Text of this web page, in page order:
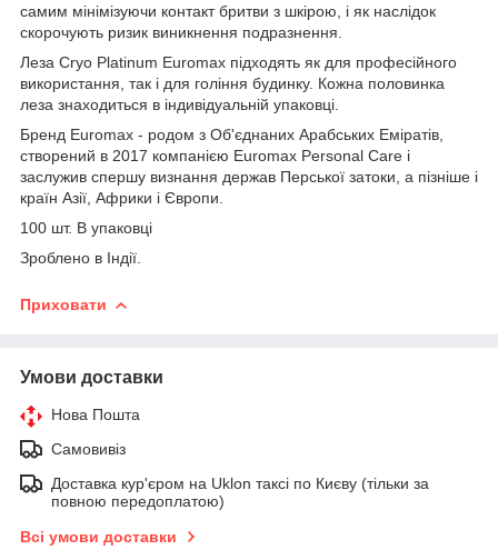
самим мінімізуючи контакт бритви з шкірою, і як наслідок
скорочують ризик виникнення подразнення.
Леза Cryo Platinum Euromax підходять як для професійного
використання, так і для гоління будинку. Кожна половинка
леза знаходиться в індивідуальній упаковці.
Бренд Euromax - родом з Об'єднаних Арабських Еміратів,
створений в 2017 компанією Euromax Personal Care і
заслужив спершу визнання держав Перської затоки, а пізніше і
країн Азії, Африки і Європи.
100 шт. В упаковці
Зроблено в Індії.
Приховати
Умови доставки
Нова Пошта
Самовивіз
Доставка кур'єром на Uklon таксі по Києву (тільки за
повною передоплатою)
Всі умови доставки